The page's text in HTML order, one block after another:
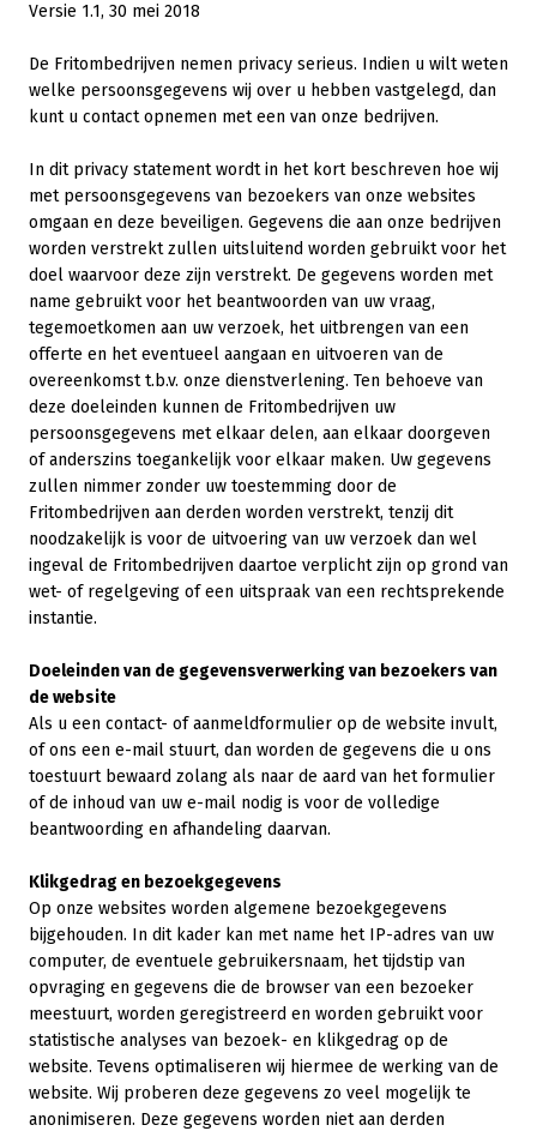
Versie 1.1, 30 mei 2018
De Fritombedrijven nemen privacy serieus. Indien u wilt weten
welke persoonsgegevens wij over u hebben vastgelegd, dan
kunt u contact opnemen met een van onze bedrijven.
In dit privacy statement wordt in het kort beschreven hoe wij
met persoonsgegevens van bezoekers van onze websites
omgaan en deze beveiligen. Gegevens die aan onze bedrijven
worden verstrekt zullen uitsluitend worden gebruikt voor het
doel waarvoor deze zijn verstrekt. De gegevens worden met
name gebruikt voor het beantwoorden van uw vraag,
tegemoetkomen aan uw verzoek, het uitbrengen van een
offerte en het eventueel aangaan en uitvoeren van de
overeenkomst t.b.v. onze dienstverlening. Ten behoeve van
deze doeleinden kunnen de Fritombedrijven uw
persoonsgegevens met elkaar delen, aan elkaar doorgeven
of anderszins toegankelijk voor elkaar maken. Uw gegevens
zullen nimmer zonder uw toestemming door de
Fritombedrijven aan derden worden verstrekt, tenzij dit
noodzakelijk is voor de uitvoering van uw verzoek dan wel
ingeval de Fritombedrijven daartoe verplicht zijn op grond van
wet- of regelgeving of een uitspraak van een rechtsprekende
instantie.
Doeleinden van de gegevensverwerking van bezoekers van
de website
Als u een contact- of aanmeldformulier op de website invult,
of ons een e-mail stuurt, dan worden de gegevens die u ons
toestuurt bewaard zolang als naar de aard van het formulier
of de inhoud van uw e-mail nodig is voor de volledige
beantwoording en afhandeling daarvan.
Klikgedrag en bezoekgegevens
Op onze websites worden algemene bezoekgegevens
bijgehouden. In dit kader kan met name het IP-adres van uw
computer, de eventuele gebruikersnaam, het tijdstip van
opvraging en gegevens die de browser van een bezoeker
meestuurt, worden geregistreerd en worden gebruikt voor
statistische analyses van bezoek- en klikgedrag op de
website. Tevens optimaliseren wij hiermee de werking van de
website. Wij proberen deze gegevens zo veel mogelijk te
anonimiseren. Deze gegevens worden niet aan derden